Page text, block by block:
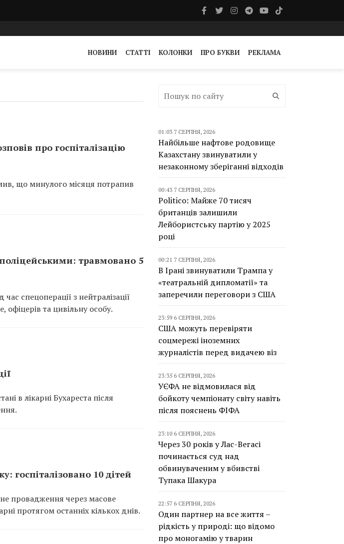
НОВИНИ СТАТТІ КОЛОНКИ ПРО БУКВИ РЕКЛАМА
про госпіталізацію
що минулого місяця потрапив
травмовано 5
спецоперації з нейтралізації
офіцерів та цивільну особу.
в лікарні Бухареста після
госпіталізовано 10 дітей
провадження через масове
протягом останніх кількох днів.
01:03 7 СЕРПНЯ, 2026
Найбільше нафтове родовище
Казахстану звинуватили у
незаконному зберіганні відходів
00:43 7 СЕРПНЯ, 2026
Politico: Майже 70 тисяч
британців залишили
Лейбористську партію у 2025
році
00:21 7 СЕРПНЯ, 2026
В Ірані звинуватили Трампа у
«театральній дипломатії» та
заперечили переговори з США
23:59 6 СЕРПНЯ, 2026
США можуть перевіряти
соцмережі іноземних
журналістів перед видачею віз
23:35 6 СЕРПНЯ, 2026
УЄФА не відмовилася від
бойкоту чемпіонату світу навіть
після пояснень ФІФА
23:10 6 СЕРПНЯ, 2026
Через 30 років у Лас-Вегасі
починається суд над
обвинуваченим у вбивстві
Тупака Шакура
22:57 6 СЕРПНЯ, 2026
Один партнер на все життя –
рідкість у природі: що відомо
про моногамію у тварин